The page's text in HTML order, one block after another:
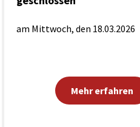
am Mittwoch, den 18.03.2026
Mehr erfahren